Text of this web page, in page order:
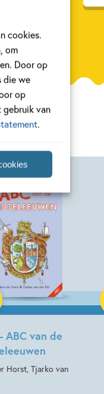
cookies.
om
Door op
die we
op
gebruik van
.
ABC van de
Horst, Tjarko van